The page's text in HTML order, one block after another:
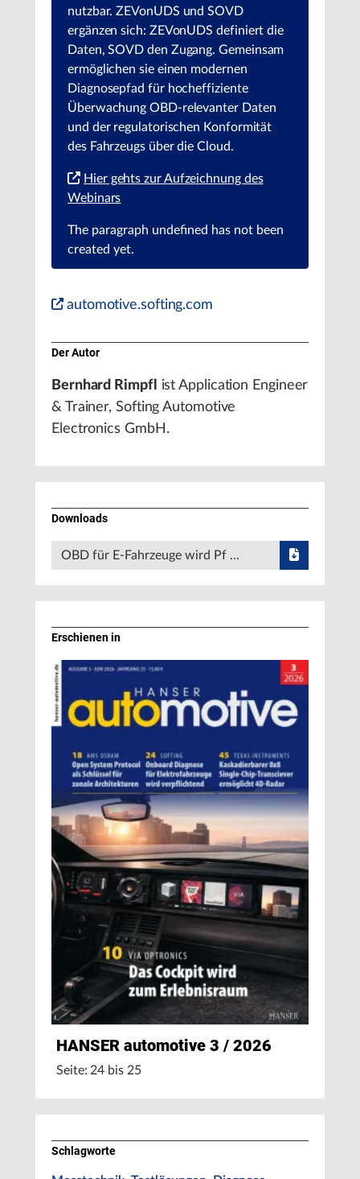
nutzbar. ZEVonUDS und SOVD
ergänzen sich: ZEVonUDS definiert die
Daten, SOVD den Zugang. Gemeinsam
ermöglichen sie einen modernen
Diagnosepfad für hocheffiziente
Überwachung OBD-relevanter Daten
und der regulatorischen Konformität
des Fahrzeugs über die Cloud.
Hier gehts zur Aufzeichnung des
Webinars
The paragraph undefined has not been
created yet.
automotive.softing.com
Der Autor
Bernhard Rimpfl
ist Application Engineer
& Trainer, Softing Automotive
Electronics GmbH.
Downloads
OBD für E-Fahrzeuge wird Pf …
Erschienen in
HANSER automotive 3 / 2026
Seite: 24 bis 25
Schlagworte